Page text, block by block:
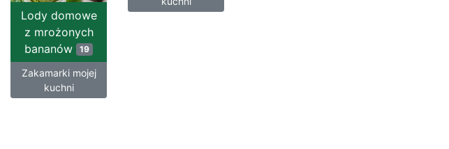
Lody domowe
z mrożonych
bananów 19
Zakamarki mojej
kuchni